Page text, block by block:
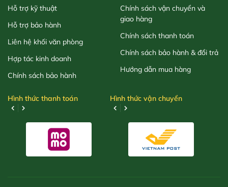
Hỗ trợ kỹ thuật
Hỗ trợ bảo hành
Liên hệ khối văn phòng
Hợp tác kinh doanh
Chính sách bảo hành
Chính sách vận chuyển và
giao hàng
Chính sách thanh toán
Chính sách bảo hành & đổi trả
Hướng dẫn mua hàng
Hình thức thanh toán Hình thức vận chuyển